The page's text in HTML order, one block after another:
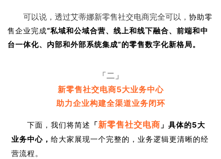
可以说，透过艾蒂娜新零售社交电商完全可以， 协助零
售企业完成“私域和公域合营、线上和线下融合、前端和中
台一体化、内部和外部系统集成”的零售数字化新格局。
「二」
新零售社交电商5大业务中心
助力企业构建全渠道业务闭环
下面，我们将简述 「新零售社交电商 」具体的5大
业务中心， 给大家展现一个完整的，业务逻辑更清晰的经
营流程。